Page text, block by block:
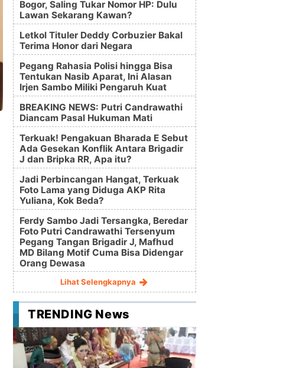
Bogor, Saling Tukar Nomor HP: Dulu
Lawan Sekarang Kawan?
Letkol Tituler Deddy Corbuzier Bakal
Terima Honor dari Negara
Pegang Rahasia Polisi hingga Bisa
Tentukan Nasib Aparat, Ini Alasan
Irjen Sambo Miliki Pengaruh Kuat
BREAKING NEWS: Putri Candrawathi
Diancam Pasal Hukuman Mati
Terkuak! Pengakuan Bharada E Sebut
Ada Gesekan Konflik Antara Brigadir
J dan Bripka RR, Apa itu?
Jadi Perbincangan Hangat, Terkuak
Foto Lama yang Diduga AKP Rita
Yuliana, Kok Beda?
Ferdy Sambo Jadi Tersangka, Beredar
Foto Putri Candrawathi Tersenyum
Pegang Tangan Brigadir J, Mafhud
MD Bilang Motif Cuma Bisa Didengar
Orang Dewasa
Lihat Selengkapnya
TRENDING News